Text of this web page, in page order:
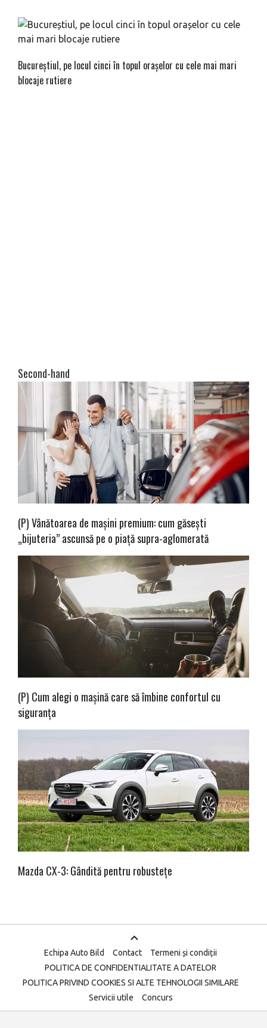
Bucureștiul, pe locul cinci în topul orașelor cu cele mai mari
blocaje rutiere
Second-hand
(P) Vânătoarea de mașini premium: cum găsești
„bijuteria” ascunsă pe o piață supra-aglomerată
(P) Cum alegi o mașină care să îmbine confortul cu
siguranța
Mazda CX-3: Gândită pentru robustețe
Echipa Auto Bild Contact
Termeni și condiții
POLITICA DE CONFIDENTIALITATE A DATELOR
POLITICA PRIVIND COOKIES SI ALTE TEHNOLOGII SIMILARE
Servicii utile
Concurs